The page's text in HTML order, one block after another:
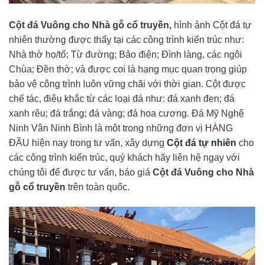
Cột đá Vuông cho Nhà gỗ cổ truyền, hình ảnh Cột đá tự
nhiên thường được thấy tại các công trình kiến trúc như:
Nhà thờ họ/tổ; Từ đường; Bảo điện; Đình làng, các ngôi
Chùa; Đền thờ; và được coi là hạng mục quan trọng giúp
bảo vệ công trình luôn vững chãi với thời gian. Cột được
chế tác, điêu khắc từ các loại đá như: đá xanh đen; đá
xanh rêu; đá trắng; đá vàng; đá hoa cương. Đá Mỹ Nghệ
Ninh Vân Ninh Bình là một trong những đơn vị HÀNG
ĐẦU hiện nay trong tư vấn, xây dựng Cột đá tự nhiên cho
các công trình kiến trúc, quý khách hãy liên hệ ngay với
chúng tôi để được tư vấn, báo giá Cột đá Vuông cho Nhà
gỗ cổ truyền trên toàn quốc.